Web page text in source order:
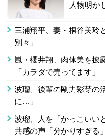
人物明か
三浦翔平、妻・桐谷美玲
別々」
嵐・櫻井翔、肉体美を披
「カラダで売ってます」
波瑠、後輩の剛力彩芽の
に…」
波瑠、人を「かっこいい
共感の声「分かりすぎる